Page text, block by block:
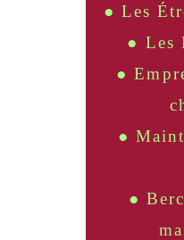
● Les
● Les
●
●
●